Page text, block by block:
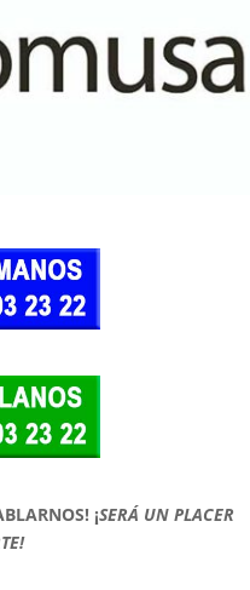
¡SERÁ UN PLACER